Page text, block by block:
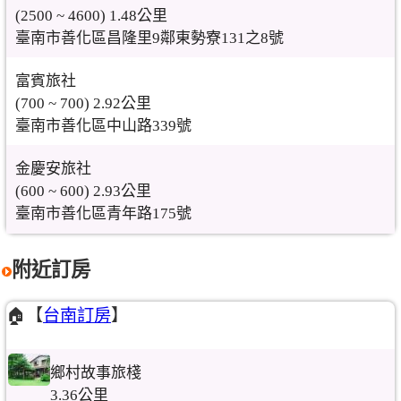
(2500 ~ 4600) 1.48公里
臺南市善化區昌隆里9鄰東勢寮131之8號
富賓旅社
(700 ~ 700) 2.92公里
臺南市善化區中山路339號
金慶安旅社
(600 ~ 600) 2.93公里
臺南市善化區青年路175號
附近訂房
🏠【台南訂房】
鄉村故事旅棧
3.36公里